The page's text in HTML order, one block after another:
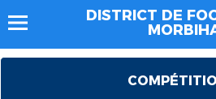
DISTRICT DE